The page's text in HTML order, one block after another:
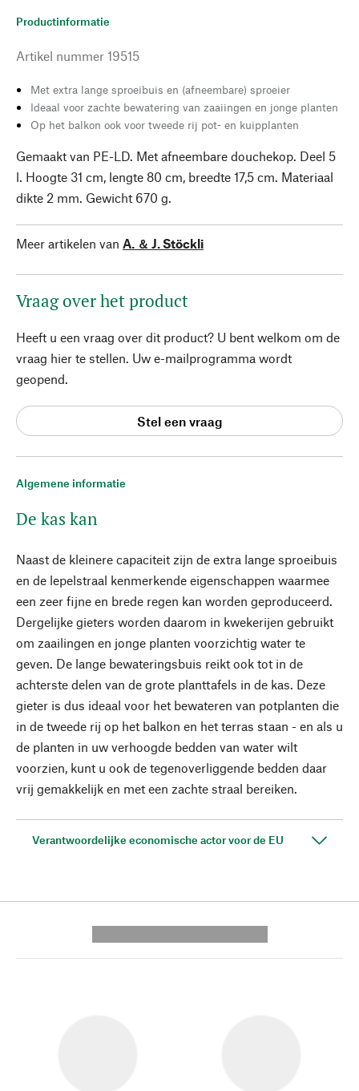
Algemene informatie
De kas kan
Naast de kleinere capaciteit zijn de extra lange sproeibuis
en de lepelstraal kenmerkende eigenschappen waarmee
een zeer fijne en brede regen kan worden geproduceerd.
Dergelijke gieters worden daarom in kwekerijen gebruikt
om zaailingen en jonge planten voorzichtig water te
geven. De lange bewateringsbuis reikt ook tot in de
achterste delen van de grote planttafels in de kas. Deze
gieter is dus ideaal voor het bewateren van potplanten die
in de tweede rij op het balkon en het terras staan - en als u
de planten in uw verhoogde bedden van water wilt
voorzien, kunt u ook de tegenoverliggende bedden daar
vrij gemakkelijk en met een zachte straal bereiken.
Verantwoordelijke economische actor voor de EU
Productinformatie
Artikel nummer 19515
Met extra lange sproeibuis en (afneembare) sproeier
Ideaal voor zachte bewatering van zaaiingen en jonge planten
Op het balkon ook voor tweede rij pot- en kuipplanten
Gemaakt van PE-LD. Met afneembare douchekop. Deel 5
l. Hoogte 31 cm, lengte 80 cm, breedte 17,5 cm. Materiaal
dikte 2 mm. Gewicht 670 g.
Meer artikelen van A. ＆ J. Stöckli
Vraag over het product
Heeft u een vraag over dit product? U bent welkom om de
vraag hier te stellen. Uw e-mailprogramma wordt
geopend.
Stel een vraag